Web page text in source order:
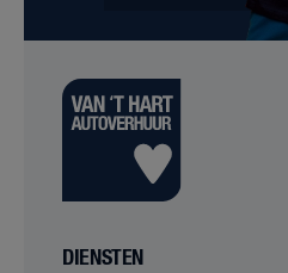
DIENSTEN